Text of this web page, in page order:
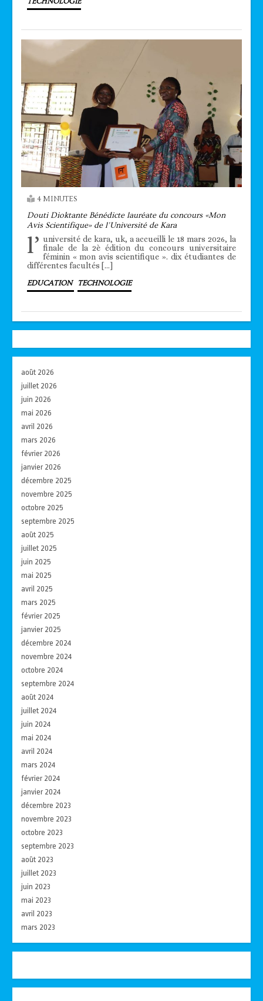
4 MINUTES
Douti Dioktante Bénédicte lauréate du concours «Mon
Avis Scientifique» de l’Université de Kara
l’ université de kara, uk, a accueilli le 18 mars 2026, la
finale de la 2è édition du concours universitaire
féminin « mon avis scientifique ». dix étudiantes de
différentes facultés […]
EDUCATION TECHNOLOGIE
août 2026
juillet 2026
juin 2026
mai 2026
avril 2026
mars 2026
février 2026
janvier 2026
décembre 2025
novembre 2025
octobre 2025
septembre 2025
août 2025
juillet 2025
juin 2025
mai 2025
avril 2025
mars 2025
février 2025
janvier 2025
décembre 2024
novembre 2024
octobre 2024
septembre 2024
août 2024
juillet 2024
juin 2024
mai 2024
avril 2024
mars 2024
février 2024
janvier 2024
décembre 2023
novembre 2023
octobre 2023
septembre 2023
août 2023
juillet 2023
juin 2023
mai 2023
avril 2023
mars 2023